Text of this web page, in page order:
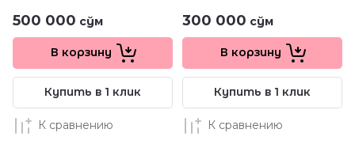
500 000 сўм
В корзину
Купить в 1 клик
К сравнению
300 000 сўм
В корзину
Купить в 1 клик
К сравнению